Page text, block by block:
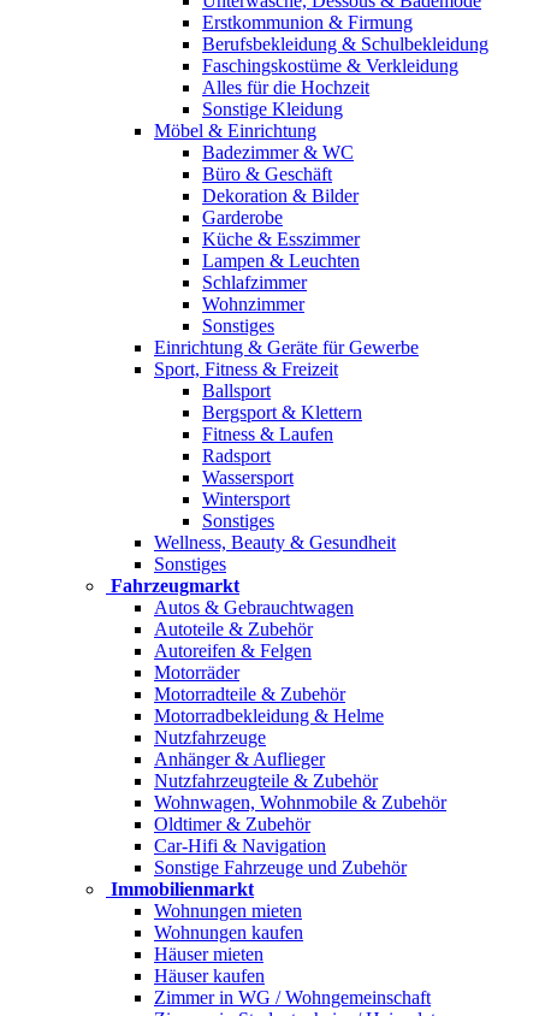
Erstkommunion & Firmung
Berufsbekleidung & Schulbekleidung
Faschingskostüme & Verkleidung
Alles für die Hochzeit
Sonstige Kleidung
Möbel & Einrichtung
Badezimmer & WC
Büro & Geschäft
Dekoration & Bilder
Garderobe
Küche & Esszimmer
Lampen & Leuchten
Schlafzimmer
Wohnzimmer
Sonstiges
Einrichtung & Geräte für Gewerbe
Sport, Fitness & Freizeit
Ballsport
Bergsport & Klettern
Fitness & Laufen
Radsport
Wassersport
Wintersport
Sonstiges
Wellness, Beauty & Gesundheit
Sonstiges
Fahrzeugmarkt
Autos & Gebrauchtwagen
Autoteile & Zubehör
Autoreifen & Felgen
Motorräder
Motorradteile & Zubehör
Motorradbekleidung & Helme
Nutzfahrzeuge
Anhänger & Auflieger
Nutzfahrzeugteile & Zubehör
Wohnwagen, Wohnmobile & Zubehör
Oldtimer & Zubehör
Car-Hifi & Navigation
Sonstige Fahrzeuge und Zubehör
Immobilienmarkt
Wohnungen mieten
Wohnungen kaufen
Häuser mieten
Häuser kaufen
Zimmer in WG / Wohngemeinschaft